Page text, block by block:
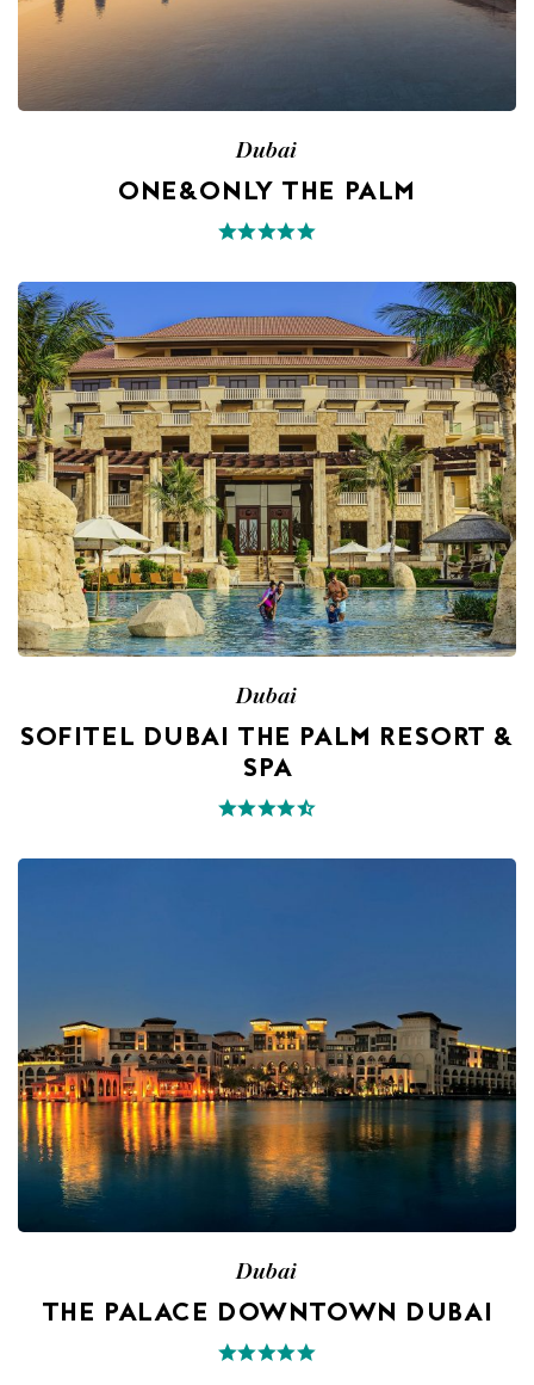
Dubai
ONE&ONLY THE PALM
Dubai
SOFITEL DUBAI THE PALM RESORT &
SPA
Dubai
THE PALACE DOWNTOWN DUBAI